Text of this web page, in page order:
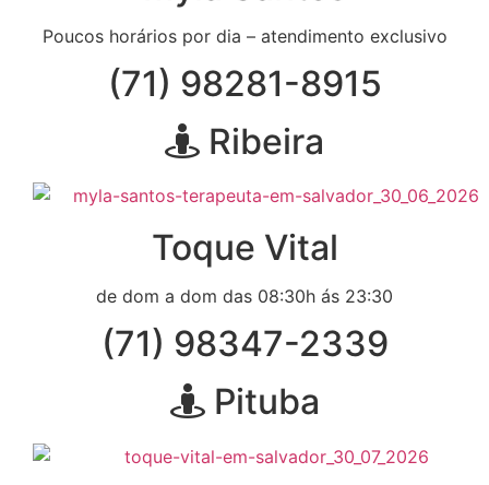
Poucos horários por dia – atendimento exclusivo
(71) 98281-8915
Ribeira
Toque Vital
de dom a dom das 08:30h ás 23:30
(71) 98347-2339
Pituba